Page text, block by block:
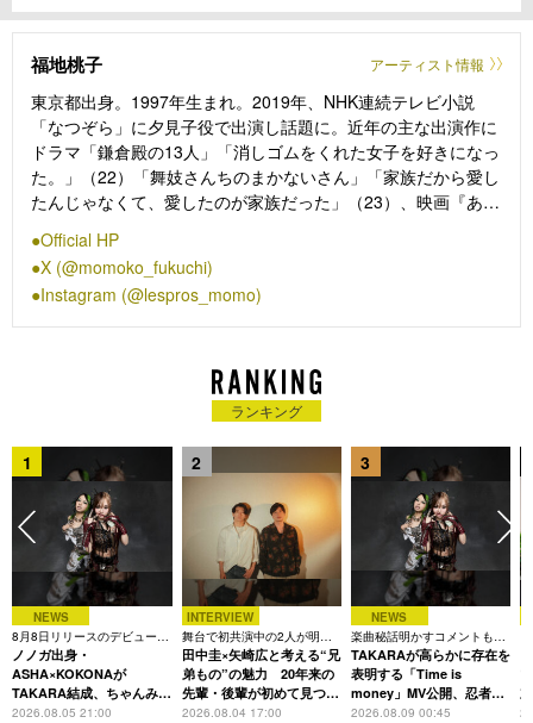
福地桃子 アーティスト情報
東京都出身。1997年生まれ。2019年、NHK連続テレビ小説
「なつぞら」に夕見子役で出演し話題に。近年の主な出演作に
ドラマ「鎌倉殿の13人」「消しゴムをくれた女子を好きになっ
た。」（22）「舞妓さんちのまかないさん」「家族だから愛し
たんじゃなくて、愛したのが家族だった」（23）、映画『あの
SABAKAN』（22／金沢知樹監督）『あの娘は知らない』（22
／井樫彩監督）など。2024年にはシス・カンパニー公演舞台
「夫婦パラダイス」に出演。2024年に主人公・千尋役を務めた
舞台『千と千尋の神隠し』は、2025年上海公演が決定してい
Official HP
X (@momoko_fukuchi)
Instagram (@lespros_momo)
ランキング
1
NEWS
8月8日リリースのデビュー曲
は「Time is money」
ノノガ出身・
ASHA×KOKONAが
TAKARA結成、ちゃんみな
主宰レーベル第2弾アーテ
2026.08.05 21:00
2
INTERVIEW
舞台で初共演中の2人が明か
す、今の自分をつくる恩人の
存在
田中圭×矢崎広と考える“兄
弟もの”の魅力 20年来の
先輩・後輩が初めて見つけ
た互いの共通点とは
2026.08.04 17:00
3
NEWS
楽曲秘話明かすコメントも到
着、1st EPも8月24日配信へ
TAKARAが高らかに存在を
表明する「Time is
money」MV公開、忍者と
花魁姿で世界観を体現
2026.08.09 00:45